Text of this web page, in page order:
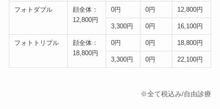
フォトダブル
顔全体：
12,800円
0円 0円 12,800円
3,300円 0円 16,100円
フォトトリプル
顔全体：
18,800円
0円 0円 18,800円
3,300円 0円 22,100円
※全て税込み/自由診療